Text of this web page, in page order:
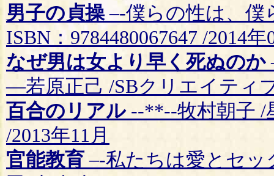
男子の貞操–-僕らの性は、僕
ISBN：9784480067647 /2014年
なぜ男は女より早く死ぬのか
—若原正己 /SBクリエイティブ
百合のリアル--**--牧村朝子 /
/2013年11月
官能教育 –-私たちは愛とセ